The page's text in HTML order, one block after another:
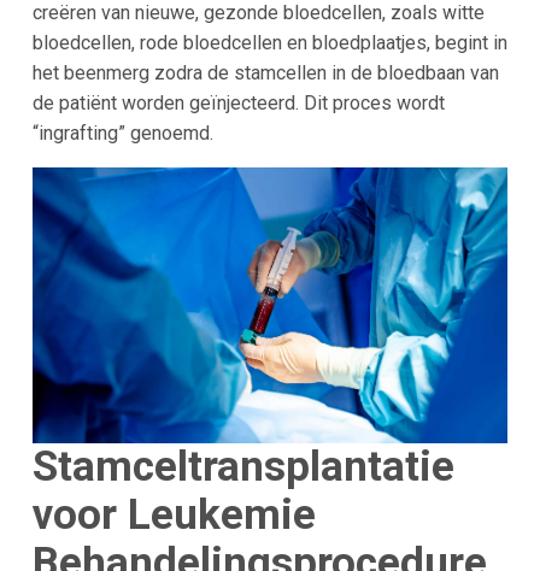
creëren van nieuwe, gezonde bloedcellen, zoals witte
bloedcellen, rode bloedcellen en bloedplaatjes, begint in
het beenmerg zodra de stamcellen in de bloedbaan van
de patiënt worden geïnjecteerd. Dit proces wordt
“ingrafting” genoemd.
Stamceltransplantatie
voor Leukemie